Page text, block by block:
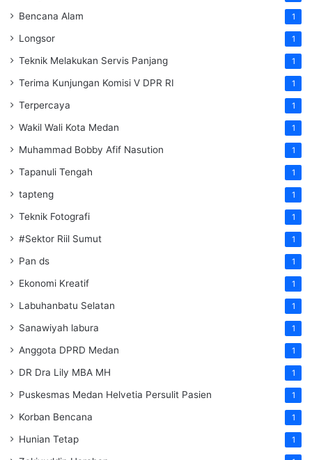
Bencana Alam 1
Longsor 1
Teknik Melakukan Servis Panjang 1
Terima Kunjungan Komisi V DPR RI 1
Terpercaya 1
Wakil Wali Kota Medan 1
Muhammad Bobby Afif Nasution 1
Tapanuli Tengah 1
tapteng 1
Teknik Fotografi 1
#Sektor Riil Sumut 1
Pan ds 1
Ekonomi Kreatif 1
Labuhanbatu Selatan 1
Sanawiyah labura 1
Anggota DPRD Medan 1
DR Dra Lily MBA MH 1
Puskesmas Medan Helvetia Persulit Pasien 1
Korban Bencana 1
Hunian Tetap 1